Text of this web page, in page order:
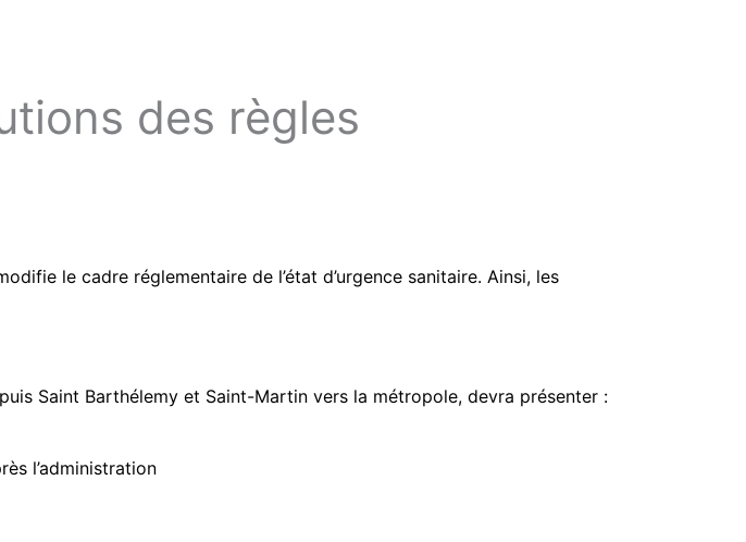
des règles
le cadre réglementaire de l’état d’urgence sanitaire. Ainsi, les
Saint Barthélemy et Saint-Martin vers la métropole, devra présenter :
l’administration